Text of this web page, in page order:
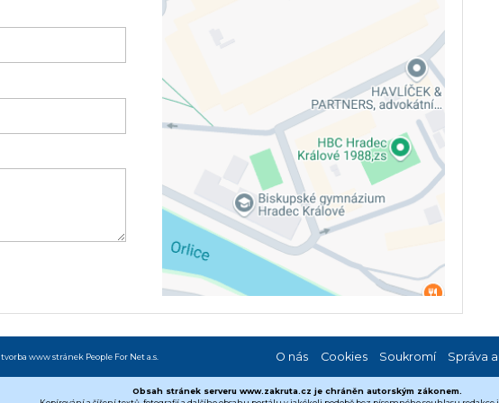
tvorba www stránek People For Net a.s. O nás Cookies Soukromí Správa
Obsah stránek serveru www.zakruta.cz je chráněn autorským zákonem.